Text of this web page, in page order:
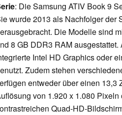
: Die Samsung ATIV Book 9
wurde 2013 als Nachfolger der
Die Modelle sind
8 GB DDR3 RAM
Intel HD Graphics oder
Zudem stehen
entweder über einen
von 1.920 x 1.080
Quad-HD-